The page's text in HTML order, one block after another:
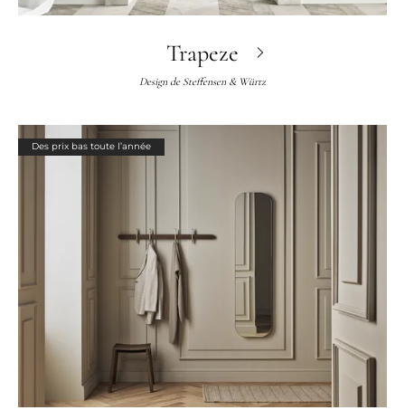
Trapeze
Design de Steffensen & Würtz
Des prix bas toute l’année